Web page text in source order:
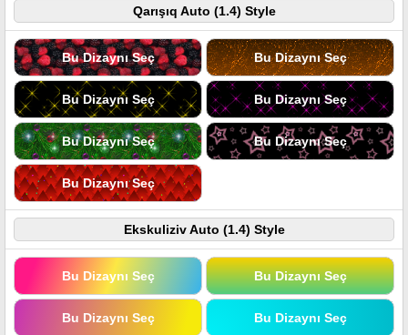
Qarışıq Auto (1.4) Style
Bu Dizaynı Seç Bu Dizaynı Seç
Bu Dizaynı Seç Bu Dizaynı Seç
Bu Dizaynı Seç Bu Dizaynı Seç
Bu Dizaynı Seç
Ekskuliziv Auto (1.4) Style
Bu Dizaynı Seç Bu Dizaynı Seç
Bu Dizaynı Seç Bu Dizaynı Seç